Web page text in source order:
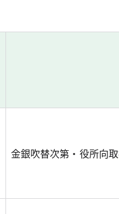
金銀吹替次第・役所向